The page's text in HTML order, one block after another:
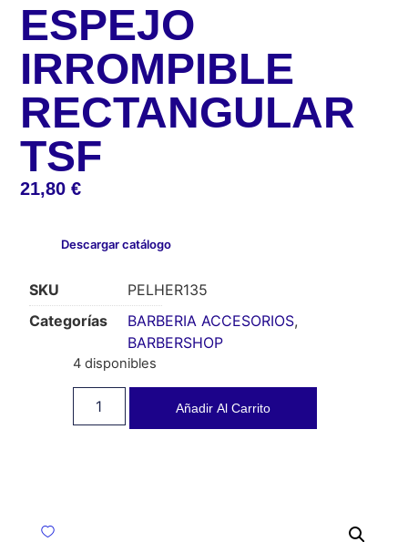
ESPEJO
IRROMPIBLE
RECTANGULAR
TSF
21,80€
Descargar catálogo
SKU
PELHER135
Categorías
BARBERIA ACCESORIOS,
BARBERSHOP
4 disponibles
Añadir Al Carrito